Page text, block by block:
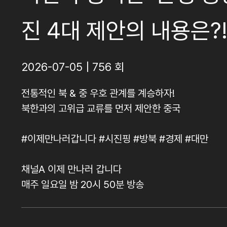
진 4대 제안의 내용은?!
2026-07-05 | 756 회
전통적인 북 & 중 우호 관계를 계승하자!
북한과의 고위급 교류를 먼저 제안한 중국
#이제만나러갑니다 #시진핑 #방북 #경제 #대만
채널A 이제 만나러 갑니다
매주 일요일 밤 20시 50분 방송